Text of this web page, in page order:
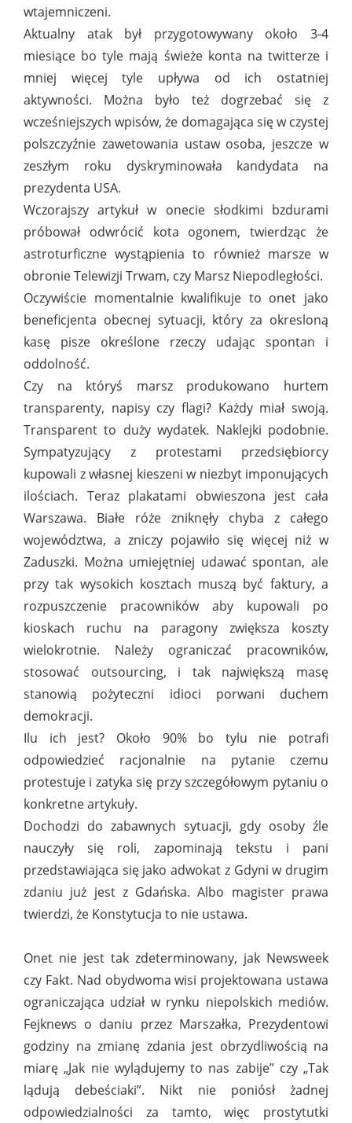
wtajemniczeni.
Aktualny atak był przygotowywany około 3-4
miesiące bo tyle mają świeże konta na twitterze i
mniej więcej tyle upływa od ich ostatniej
aktywności. Można było też dogrzebać się z
wcześniejszych wpisów, że domagająca się w czystej
polszczyźnie zawetowania ustaw osoba, jeszcze w
zeszłym roku dyskryminowała kandydata na
prezydenta USA.
Wczorajszy artykuł w onecie słodkimi bzdurami
próbował odwrócić kota ogonem, twierdząc że
astroturficzne wystąpienia to również marsze w
obronie Telewizji Trwam, czy Marsz Niepodległości.
Oczywiście momentalnie kwalifikuje to onet jako
beneficjenta obecnej sytuacji, który za okresloną
kasę pisze określone rzeczy udając spontan i
oddolność.
Czy na któryś marsz produkowano hurtem
transparenty, napisy czy flagi? Każdy miał swoją.
Transparent to duży wydatek. Naklejki podobnie.
Sympatyzujący z protestami przedsiębiorcy
kupowali z własnej kieszeni w niezbyt imponujących
ilościach. Teraz plakatami obwieszona jest cała
Warszawa. Białe róże zniknęły chyba z całego
województwa, a zniczy pojawiło się więcej niż w
Zaduszki. Można umiejętniej udawać spontan, ale
przy tak wysokich kosztach muszą być faktury, a
rozpuszczenie pracowników aby kupowali po
kioskach ruchu na paragony zwiększa koszty
wielokrotnie. Należy ograniczać pracowników,
stosować outsourcing, i tak największą masę
stanowią pożyteczni idioci porwani duchem
demokracji.
Ilu ich jest? Około 90% bo tylu nie potrafi
odpowiedzieć racjonalnie na pytanie czemu
protestuje i zatyka się przy szczegółowym pytaniu o
konkretne artykuły.
Dochodzi do zabawnych sytuacji, gdy osoby źle
nauczyły się roli, zapominają tekstu i pani
przedstawiająca się jako adwokat z Gdyni w drugim
zdaniu już jest z Gdańska. Albo magister prawa
twierdzi, że Konstytucja to nie ustawa.
Onet nie jest tak zdeterminowany, jak Newsweek
czy Fakt. Nad obydwoma wisi projektowana ustawa
ograniczająca udział w rynku niepolskich mediów.
Fejknews o daniu przez Marszałka, Prezydentowi
godziny na zmianę zdania jest obrzydliwością na
miarę „Jak nie wylądujemy to nas zabije” czy „Tak
lądują debeściaki”. Nikt nie poniósł żadnej
odpowiedzialności za tamto, więc prostytutki